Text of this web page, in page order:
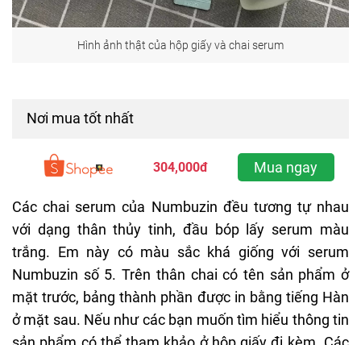
Hình ảnh thật của hộp giấy và chai serum
Nơi mua tốt nhất
304,000đ Mua ngay
Các chai serum của Numbuzin đều tương tự nhau
với dạng thân thủy tinh, đầu bóp lấy serum màu
trắng. Em này có màu sắc khá giống với serum
Numbuzin số 5. Trên thân chai có tên sản phẩm ở
mặt trước, bảng thành phần được in bằng tiếng Hàn
ở mặt sau. Nếu như các bạn muốn tìm hiểu thông tin